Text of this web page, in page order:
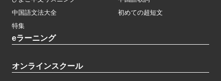
中国語文法大全
初めての超短文
特集
eラーニング
オンラインスクール